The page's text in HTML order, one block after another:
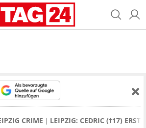
CRIME LEIPZIG: CEDRIC (†17)